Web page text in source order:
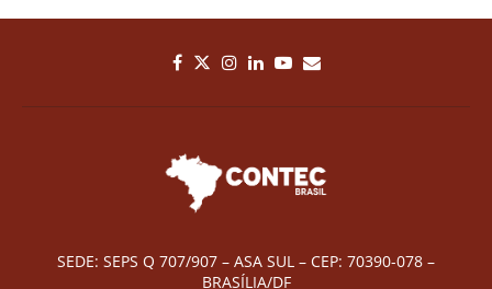
SEDE: SEPS Q 707/907 – ASA SUL – CEP: 70390-078 –
BRASÍLIA/DF